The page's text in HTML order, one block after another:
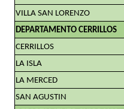
VILLA SAN LORENZO
DEPARTAMENTO CERRILLOS
CERRILLOS
LA ISLA
LA MERCED
SAN AGUSTIN